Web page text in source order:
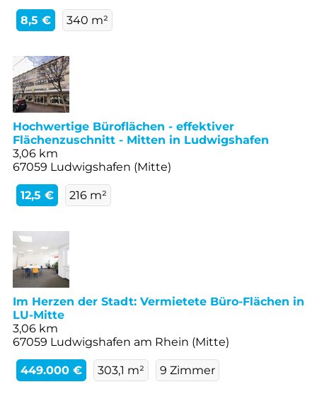
8,5 € 340 m²
Hochwertige Büroflächen - effektiver
Flächenzuschnitt - Mitten in Ludwigshafen
3,06 km
67059 Ludwigshafen (Mitte)
12,5 € 216 m²
Im Herzen der Stadt: Vermietete Büro-Flächen in
LU-Mitte
3,06 km
67059 Ludwigshafen am Rhein (Mitte)
449.000 € 303,1 m² 9 Zimmer